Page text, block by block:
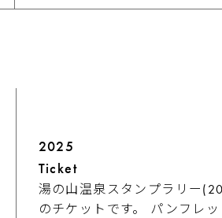
2025
Ticket
湯の山温泉スタンプラリー
のチケットです。 パンフレ